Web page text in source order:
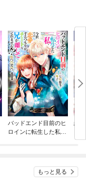
バッドエンド目前のヒ
ロインに転生した私、
結
もっと見る